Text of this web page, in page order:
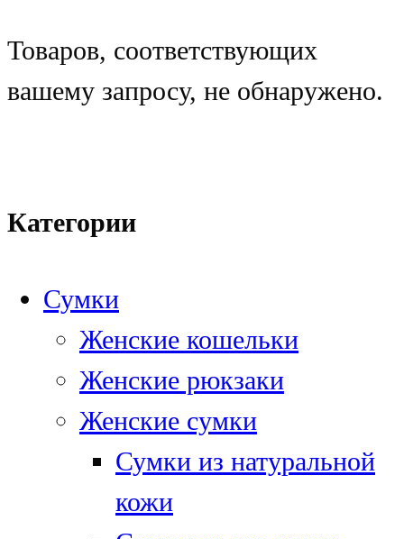
Товаров, соответствующих
вашему запросу, не обнаружено.
Категории
Сумки
Женские кошельки
Женские рюкзаки
Женские сумки
Сумки из натуральной
кожи